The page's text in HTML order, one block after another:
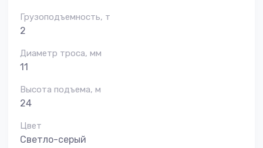
Грузоподъемность, т
2
Диаметр троса, мм
11
Высота подъема, м
24
Цвет
Светло-серый